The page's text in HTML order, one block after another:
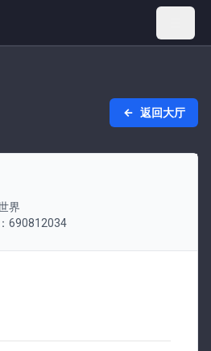
返回大厅
界
690812034